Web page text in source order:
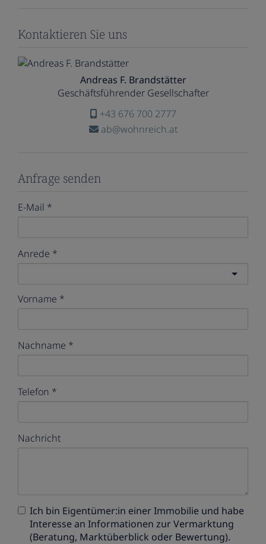
Kontaktieren Sie uns
Andreas F. Brandstätter
Geschäftsführender Gesellschafter
+43 676 700 2777
ab@wohnreich.at
Anfrage senden
E-Mail
Anrede
Vorname
Nachname
Telefon
Nachricht
Ich bin Eigentümer:in einer Immobilie und habe
Interesse an Informationen zur Vermarktung
(Beratung, Marktüberblick oder Bewertung).